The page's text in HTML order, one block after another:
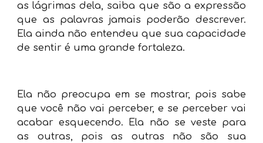
as lágrimas dela, saiba que são a expressão
que as palavras jamais poderão descrever.
Ela ainda não entendeu que sua capacidade
de sentir é uma grande fortaleza.
Ela não preocupa em se mostrar, pois sabe
que você não vai perceber, e se perceber vai
acabar esquecendo. Ela não se veste para
as outras, pois as outras não são sua